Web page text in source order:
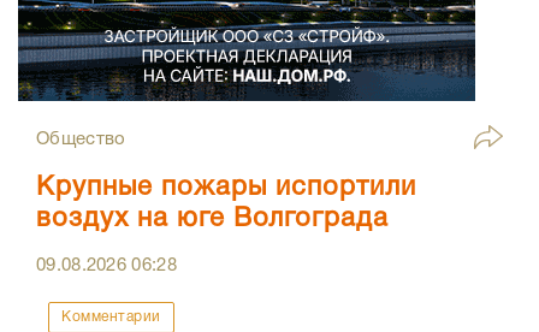
Общество
Крупные пожары испортили
воздух на юге Волгограда
09.08.202606:28
Комментарии